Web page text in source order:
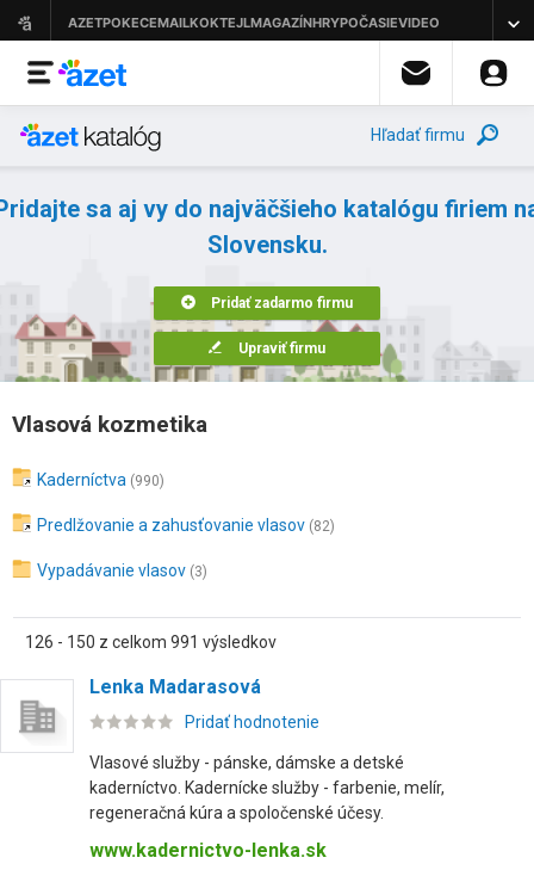
Hľadať firmu
sa aj vy do najväčšieho katalógu firiem
Slovensku.
Pridať zadarmo firmu
Upraviť firmu
Vlasová kozmetika
Kaderníctva (990)
Predlžovanie a zahusťovanie vlasov (82)
Vypadávanie vlasov (3)
126 - 150 z celkom 991 výsledkov
Lenka Madarasová
Pridať hodnotenie
Vlasové služby - pánske, dámske a detské
kaderníctvo. Kadernícke služby - farbenie, melír,
regeneračná kúra a spoločenské účesy.
www.kadernictvo-lenka.sk